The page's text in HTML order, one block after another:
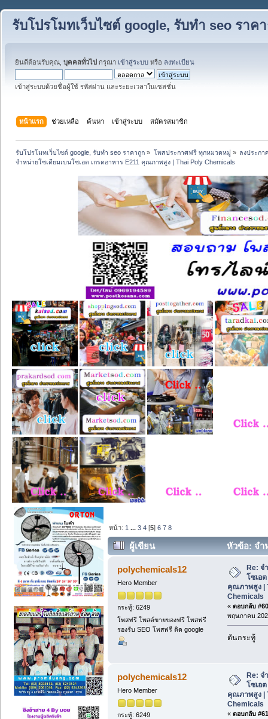
รับโปรโมทเว็บไซต์ google, รับทำ seo ราค
ยินดีต้อนรับคุณ, บุคคลทั่วไป กรุณา เข้าสู่ระบบ หรือ ลงทะเบียน
เข้าสู่ระบบด้วยชื่อผู้ใช้ รหัสผ่าน และระยะเวลาในเซสชั่น
หน้าแรก ช่วยเหลือ ค้นหา เข้าสู่ระบบ สมัครสมาชิก
รับโปรโมทเว็บไซต์ google, รับทำ seo ราคาถูก » โพสประกาศฟรี ทุกหมวดหมู่» ลงประกา
จำหน่ายโซเดียมเบนโซเอต เกรดอาหาร E211 คุณภาพสูง | Thai Poly Chemicals
หน้า: 1 ...3 4 [5]6 7 8
ผู้เขียน
หัวข้อ: จำ
คุณภาพสูง | Thai Poly Chemicals (อ่า
polychemicals12
Hero Member
กระทู้: 6249
โพสฟรี โพสต์ขายของฟรี โพสฟรี
รองรับ SEO โพสฟรี ติด google
Re: จ
โซเอ
คุณภาพสูง |
Chemicals
« ตอบกลับ
พฤษภาคม
ดันกระทู้
polychemicals12
Hero Member
กระทู้: 6249
Re: จ
โซเอ
คุณภาพสูง |
Chemicals
« ตอบกลับ